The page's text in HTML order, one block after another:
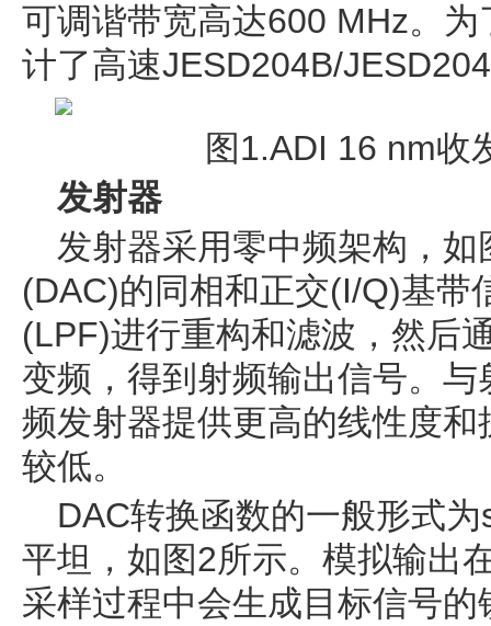
可调谐带宽高达600 MHz。
计了高速JESD204B/
图1.ADI 16 nm收
发射器
发射器采用零中频架构，
(DAC)的同相和正交(I/Q)基带
(LPF)进行重构和滤波，然后
变频，得到射频输出信号。
频发射器提供更高的线性度
较低。
DAC转换函数的一般形式
平坦，如图2所示。模拟输出
采样过程中会生成目标信号